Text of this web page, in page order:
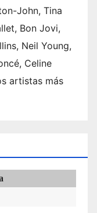
John, Tina
Bon Jovi,
Neil Young,
Celine
artistas más